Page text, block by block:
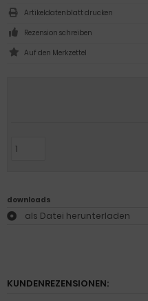
Artikeldatenblatt drucken
Rezension schreiben
downloads
als Datei herunterladen
KUNDENREZENSIONEN: